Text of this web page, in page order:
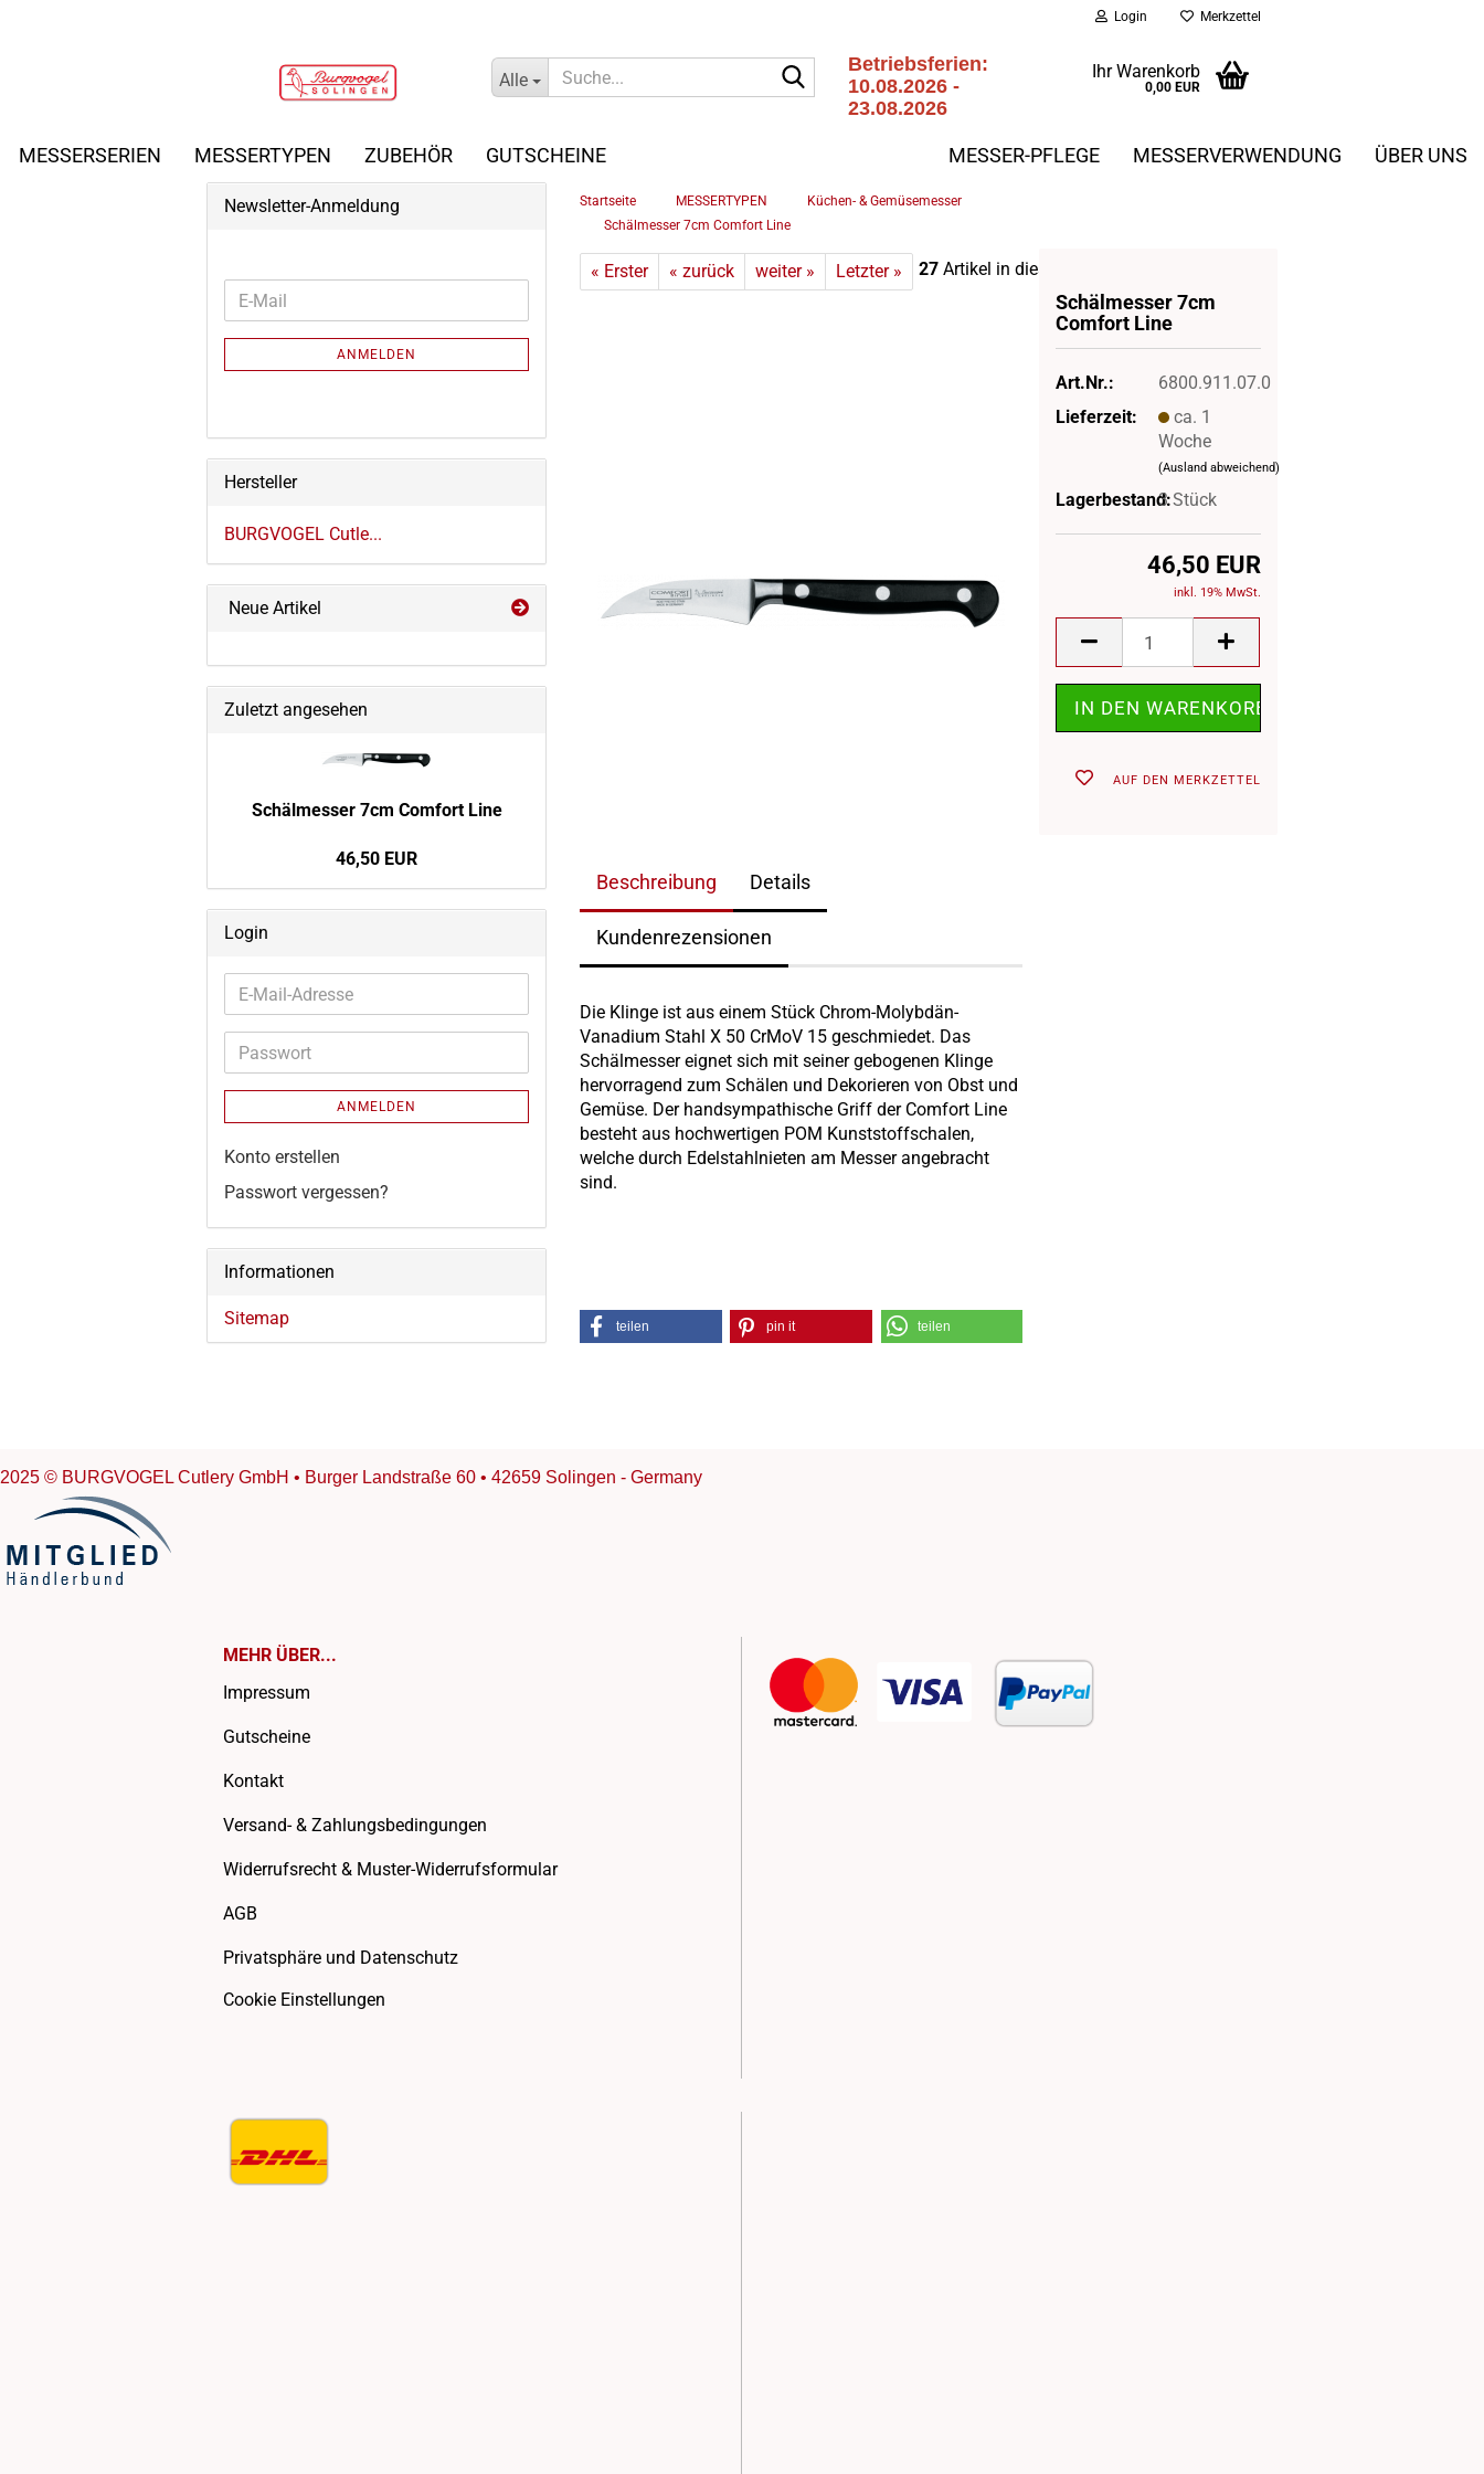
Login Merkzettel
Alle
Suche...Betriebsferien:
10.08.2026 -
23.08.2026
Versandtag:
Ihr Warenkorb
0,00 EUR
MESSERSERIEN MESSERTYPEN ZUBEHÖR GUTSCHEINE MESSER-PFLEGE MESSERVERWENDUNG ÜBER UNS
Startseite MESSERTYPEN Küchen- & Gemüsemesser
Schälmesser 7cm Comfort Line
« Erster « zurück weiter » Letzter » 27 Artikel in dieser Kategorie
Schäl­mes­ser 7cm
Com­fort Line
Art.Nr.:
6800.911.07.0
Lieferzeit:
ca. 1
Woche
(Ausland abweichend)
Lagerbestand:
3Stück
46,50 EUR
inkl. 19% MwSt.
AUF DEN MERKZETTEL
Beschreibung Details
Kundenrezensionen
Die Klinge ist aus einem Stück Chrom-Molybdän-
Vanadium Stahl X 50 CrMoV 15 geschmiedet. Das
Schälmesser eignet sich mit seiner gebogenen Klinge
hervorragend zum Schälen und Dekorieren von Obst und
Gemüse. Der handsympathische Griff der Comfort Line
besteht aus hochwertigen POM Kunststoffschalen,
welche durch Edelstahlnieten am Messer angebracht
sind.
teilen pin it teilen
Newsletter-Anmeldung
WEITER
ZUR
NEWSLETTER-
E-
Mail
ANMELDEN
Hersteller
BURGVOGEL Cutle...
Neue Artikel
Zuletzt angesehen
Schäl­mes­ser 7cm Com­fort Line
46,50 EUR
Login
E-
Mail-
Adresse
Passwort
ANMELDEN
Konto erstellen
Passwort vergessen?
Informationen
Sitemap
2025 © BURGVOGEL Cutlery GmbH • Burger Landstraße 60 • 42659 Solingen - Germany
MEHR ÜBER...
Impressum
Gutscheine
Kontakt
Versand- & Zahlungsbedingungen
Widerrufsrecht & Muster-Widerrufsformular
AGB
Privatsphäre und Datenschutz
Cookie Einstellungen